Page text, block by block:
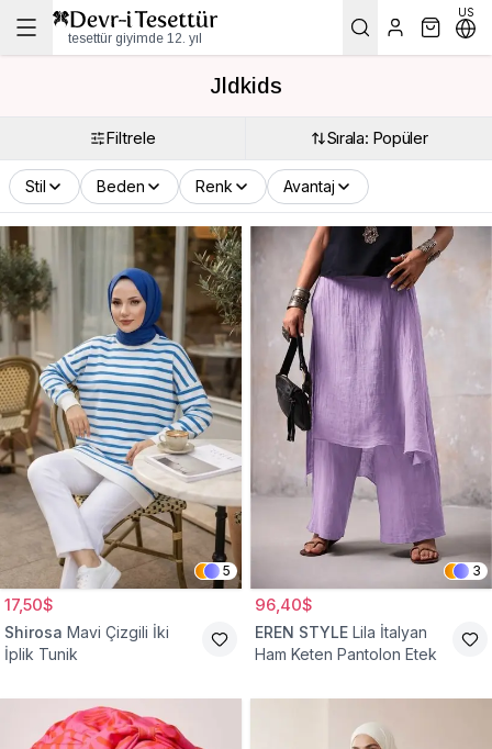
tesettür giyimde 12. yıl
US
Jldkids
Filtrele Sırala: Popüler
Stil Beden Renk Avantaj
5
17,50$
Shirosa Mavi Çizgili İki
İplik Tunik
3
96,40$
EREN STYLE Lila İtalyan
Ham Keten Pantolon Etek